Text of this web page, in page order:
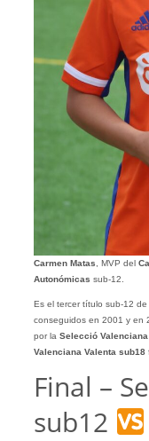
Carmen Matas , MVP del
Autonómicas sub-12.
Es el tercer título sub-12 de
conseguidos en 2001 y en
por la Selecció Valenciana
Valenciana Valenta sub18
Final –
sub12